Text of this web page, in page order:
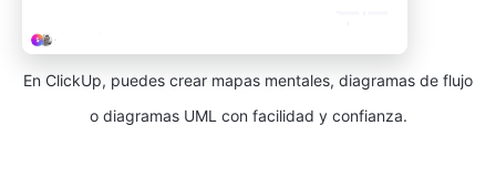
En ClickUp, puedes crear mapas mentales, diagramas de flujo
o diagramas UML con facilidad y confianza.